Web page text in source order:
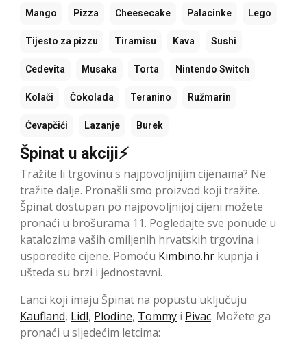
Mango Pizza Cheesecake Palacinke Lego
Tijesto za pizzu Tiramisu Kava Sushi
Cedevita Musaka Torta Nintendo Switch
Kolači Čokolada Teranino Ružmarin
Ćevapčići Lazanje Burek
Špinat u akciji⚡
Tražite li trgovinu s najpovoljnijim cijenama? Ne
tražite dalje. Pronašli smo proizvod koji tražite.
Špinat dostupan po najpovoljnijoj cijeni možete
pronaći u brošurama 11. Pogledajte sve ponude u
katalozima vaših omiljenih hrvatskih trgovina i
usporedite cijene. Pomoću Kimbino.hr kupnja i
ušteda su brzi i jednostavni.
Lanci koji imaju Špinat na popustu uključuju
Kaufland, Lidl, Plodine, Tommy i Pivac. Možete ga
pronaći u sljedećim letcima: